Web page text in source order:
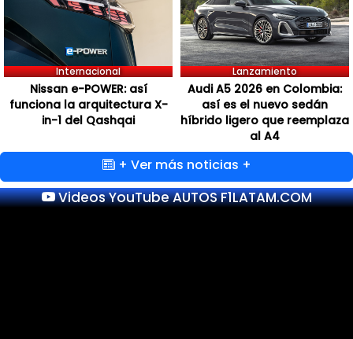
Internacional
Nissan e-POWER: así
funciona la arquitectura X-
in-1 del Qashqai
Lanzamiento
Audi A5 2026 en Colombia:
así es el nuevo sedán
híbrido ligero que reemplaza
al A4
+ Ver más noticias +
Videos YouTube AUTOS F1LATAM.COM